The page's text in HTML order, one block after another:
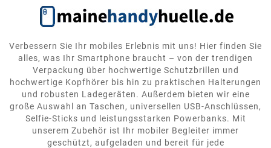
Verbessern Sie Ihr mobiles Erlebnis mit uns! Hier finden Sie
alles, was Ihr Smartphone braucht – von der trendigen
Verpackung über hochwertige Schutzbrillen und
hochwertige Kopfhörer bis hin zu praktischen Halterungen
und robusten Ladegeräten. Außerdem bieten wir eine
große Auswahl an Taschen, universellen USB-Anschlüssen,
Selfie-Sticks und leistungsstarken Powerbanks. Mit
unserem Zubehör ist Ihr mobiler Begleiter immer
geschützt, aufgeladen und bereit für jede